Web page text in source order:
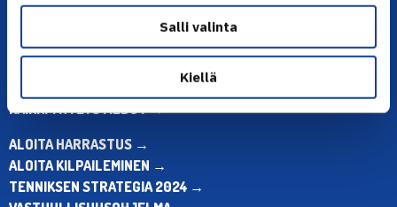
Salli valinta
Kiellä
Toimiston puhelinajat:
Muina aikoina olkaa yhteydessä
sähköpostitse: toimisto@tennis.fi
KAIKKI YHTEYSTIEDOT →
ALOITA HARRASTUS →
ALOITA KILPAILEMINEN →
TENNIKSEN STRATEGIA 2024 →